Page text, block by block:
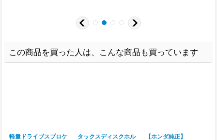
この商品を買った人は、こんな商品も買っています
軽量ドライブスプロケ
タックスディスクホル
【ホンダ純正】